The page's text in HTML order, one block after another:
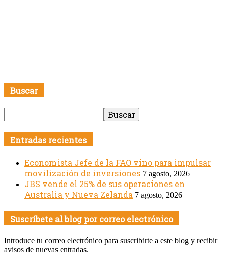
Buscar
Entradas recientes
Economista Jefe de la FAO vino para impulsar
movilización de inversiones 7 agosto, 2026
JBS vende el 25% de sus operaciones en
Australia y Nueva Zelanda 7 agosto, 2026
Suscríbete al blog por correo electrónico
Introduce tu correo electrónico para suscribirte a este blog y recibir
avisos de nuevas entradas.